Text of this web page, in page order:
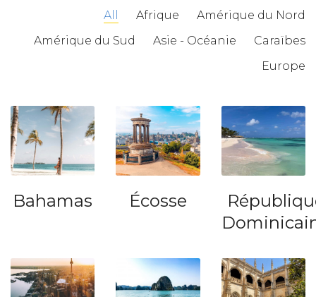
All Afrique
Amérique du Nord
Amérique du Sud
Asie - Océanie
Caraïbes
Europe
Bahamas Écosse